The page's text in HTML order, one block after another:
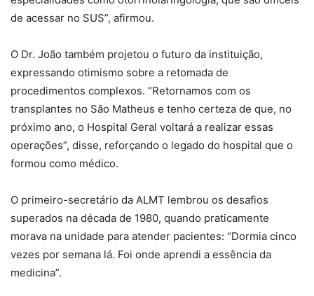
de acessar no SUS”, afirmou.
O Dr. João também projetou o futuro da instituição,
expressando otimismo sobre a retomada de
procedimentos complexos. “Retornamos com os
transplantes no São Matheus e tenho certeza de que, no
próximo ano, o Hospital Geral voltará a realizar essas
operações”, disse, reforçando o legado do hospital que o
formou como médico.
O primeiro-secretário da ALMT lembrou os desafios
superados na década de 1980, quando praticamente
morava na unidade para atender pacientes: “Dormia cinco
vezes por semana lá. Foi onde aprendi a essência da
medicina”.